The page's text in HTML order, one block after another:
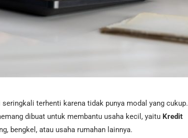
terhenti karena tidak punya modal yang cukup.
dibuat untuk membantu usaha kecil, yaitu Kredit
bengkel, atau usaha rumahan lainnya.